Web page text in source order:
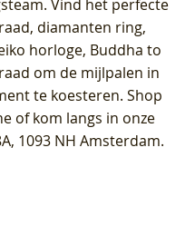
Vind het perfecte
diamanten ring,
horloge, Buddha to
om de mijlpalen in
te koesteren. Shop
of kom langs in onze
1093 NH Amsterdam.